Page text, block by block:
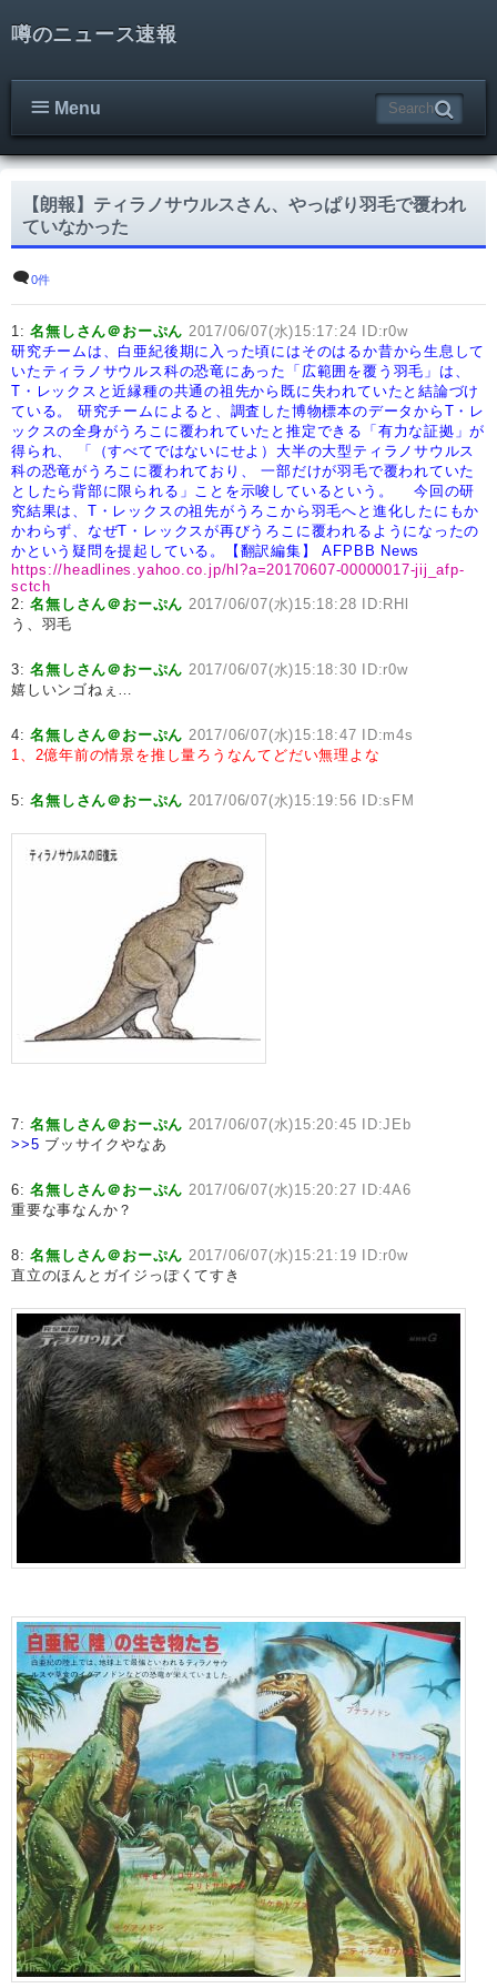
噂のニュース速報
Menu
【朗報】ティラノサウルスさん、やっぱり羽毛で覆われ
ていなかった
0件
1:名無しさん＠おーぷん 2017/06/07(水)15:17:24 ID:r0w
研究チームは、白亜紀後期に入った頃にはそのはるか昔から生息して
いたティラノサウルス科の恐竜にあった「広範囲を覆う羽毛」は、
T・レックスと近縁種の共通の祖先から既に失われていたと結論づけ
ている。
研究チームによると、調査した博物標本のデータからT・レ
ックスの全身がうろこに覆われていたと推定できる「有力な証拠」が
得られ、
「（すべてではないにせよ）大半の大型ティラノサウルス
科の恐竜がうろこに覆われており、
一部だけが羽毛で覆われていた
としたら背部に限られる」ことを示唆しているという。
今回の研
究結果は、T・レックスの祖先がうろこから羽毛へと進化したにもか
かわらず、なぜT・レックスが再びうろこに覆われるようになったの
かという疑問を提起している。【翻訳編集】 AFPBB News
https://headlines.yahoo.co.jp/hl?a=20170607-00000017-jij_afp-
sctch
2:名無しさん＠おーぷん 2017/06/07(水)15:18:28 ID:RHl
う、羽毛
3:名無しさん＠おーぷん 2017/06/07(水)15:18:30 ID:r0w
嬉しいンゴねぇ…
4:名無しさん＠おーぷん 2017/06/07(水)15:18:47 ID:m4s
1、2億年前の情景を推し量ろうなんてどだい無理よな
5:名無しさん＠おーぷん 2017/06/07(水)15:19:56 ID:sFM
7:名無しさん＠おーぷん 2017/06/07(水)15:20:45 ID:JEb
>>5 ブッサイクやなあ
6:名無しさん＠おーぷん 2017/06/07(水)15:20:27 ID:4A6
重要な事なんか？
8:名無しさん＠おーぷん 2017/06/07(水)15:21:19 ID:r0w
直立のほんとガイジっぽくてすき